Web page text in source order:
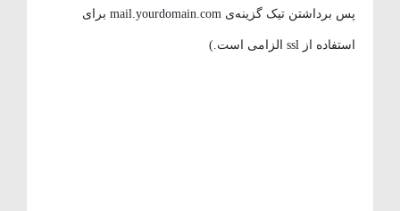
پس برداشتن تیک گزینه‌ی mail.yourdomain.com برای
استفاده از ssl الزامی است.)